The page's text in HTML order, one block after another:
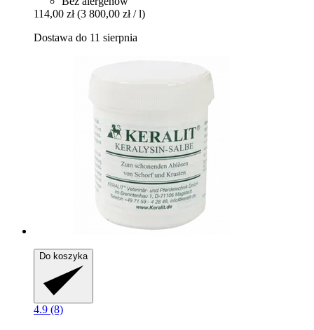
114,00 zł (3 800,00 zł / l)
Dostawa do 11 sierpnia
Do koszyka
4.9 (8)